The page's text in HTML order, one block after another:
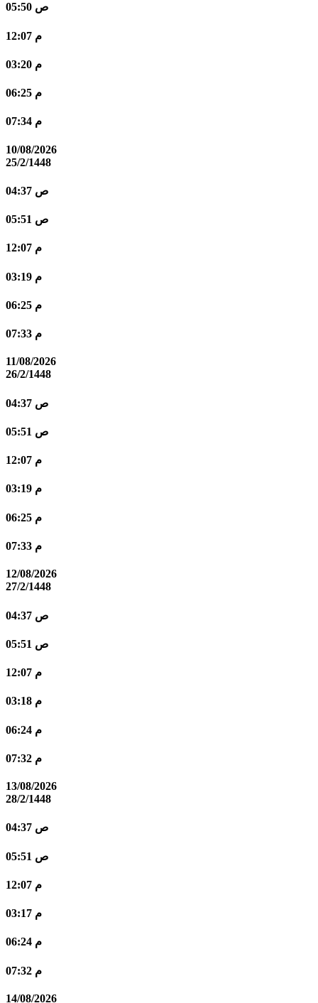
05:50 ص
12:07 م
03:20 م
06:25 م
07:34 م
10/08/2026
25/2/1448
04:37 ص
05:51 ص
12:07 م
03:19 م
06:25 م
07:33 م
11/08/2026
26/2/1448
04:37 ص
05:51 ص
12:07 م
03:19 م
06:25 م
07:33 م
12/08/2026
27/2/1448
04:37 ص
05:51 ص
12:07 م
03:18 م
06:24 م
07:32 م
13/08/2026
28/2/1448
04:37 ص
05:51 ص
12:07 م
03:17 م
06:24 م
07:32 م
14/08/2026